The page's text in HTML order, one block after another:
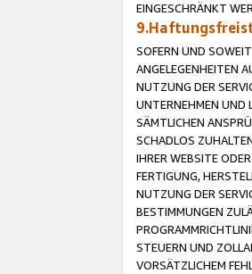
EINGESCHRÄNKT
SOFERN UND
ANGELEGENHEITEN
NUTZUNG DER
UNTERNEHMEN UND
SÄMTLICHEN
SCHADLOS
IHRER WEBSITE
FERTIGUNG,
NUTZUNG DER
BESTIMMUNGEN
STEUERN UND
VORSÄTZLICHEM